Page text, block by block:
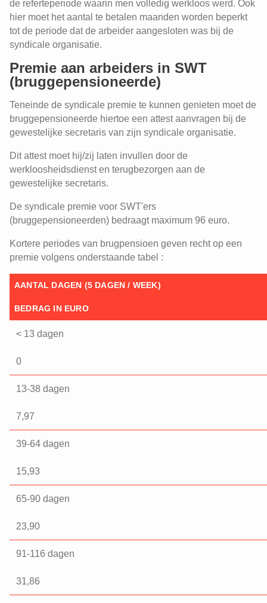
de referteperiode waarin men volledig werkloos werd. Ook
hier moet het aantal te betalen maanden worden beperkt
tot de periode dat de arbeider aangesloten was bij de
syndicale organisatie.
Premie aan arbeiders in SWT
(bruggepensioneerde)
Teneinde de syndicale premie te kunnen genieten moet de
bruggepensioneerde hiertoe een attest aanvragen bij de
gewestelijke secretaris van zijn syndicale organisatie.
Dit attest moet hij/zij laten invullen door de
werkloosheidsdienst en terugbezorgen aan de
gewestelijke secretaris.
De syndicale premie voor SWT'ers
(bruggepensioneerden) bedraagt maximum 96 euro.
Kortere periodes van brugpensioen geven recht op een
premie volgens onderstaande tabel :
AANTAL DAGEN (5 DAGEN / WEEK)
BEDRAG IN EURO
< 13 dagen
0
13-38 dagen
7,97
39-64 dagen
15,93
65-90 dagen
23,90
91-116 dagen
31,86